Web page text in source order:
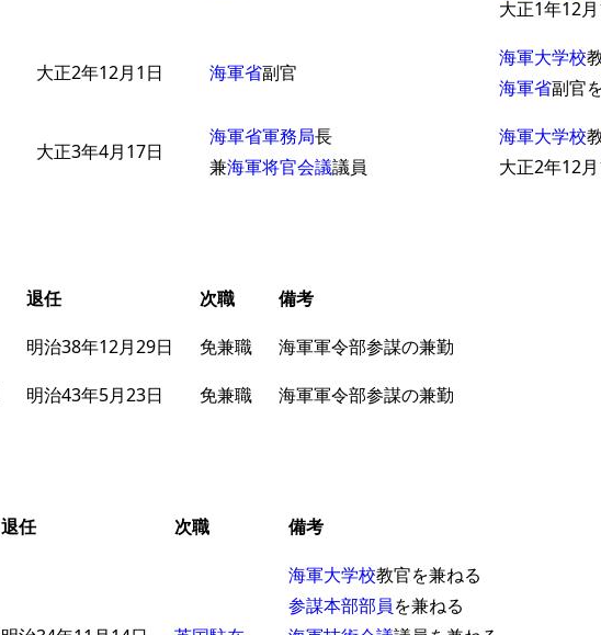
大正1年12
大正2年12月1日 海軍省副官
海軍大学校
海軍省副官
大正3年4月17日
海軍省軍務局長
兼海軍将官会議議員
海軍大学校
大正2年12
退任 次職 備考
明治38年12月29日 免兼職 海軍軍令部参謀の兼勤
明治43年5月23日 免兼職 海軍軍令部参謀の兼勤
退任 次職 備考
海軍大学校教官を兼ねる
参謀本部部員を兼ねる